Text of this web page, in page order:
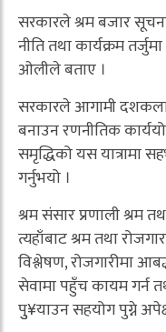
सरकारले श्रम बजार
नीति तथा कार्यक्रम
ओलीले बताए ।
सरकारले आगामी
बनाउन रणनीतिक
समृद्धिको यस यात्रामा
गर्नुभयो ।
श्रम संसार प्रणाली श्रम
त्यहाँबाट श्रम तथा
विश्लेषण, रोजगारीमा
सेवामा पहुँच कायम गर्न
पुु¥याउन सहयोग पुग्ने